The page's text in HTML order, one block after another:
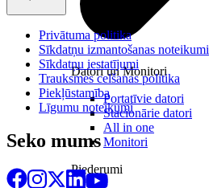
Datori un Monitori
Portatīvie datori
Stacionārie datori
All in one
Monitori
Piederumi
Privātuma politika
Sīkdatņu izmantošanas noteikumi
Sīkdatņu iestatījumi
Trauksmes celšanas politika
Piekļūstamība
Līgumu noteikumi
Seko mums